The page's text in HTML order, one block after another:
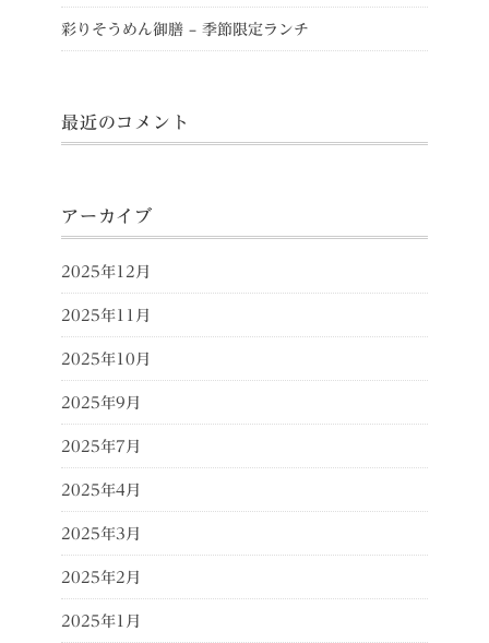
彩りそうめん御膳 – 季節限定ランチ
最近のコメント
アーカイブ
2025年12月
2025年11月
2025年10月
2025年9月
2025年7月
2025年4月
2025年3月
2025年2月
2025年1月